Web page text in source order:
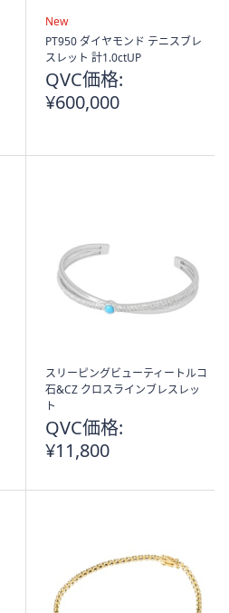
送
料
込
New
PT950 ダイヤモンド テニスブレ
スレット 計1.0ctUP
QVC価格:
¥600,000
スリーピングビューティートルコ
石&CZ クロスラインブレスレッ
ト
QVC価格:
¥11,800